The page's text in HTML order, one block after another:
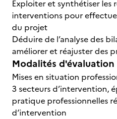
Exploiter et synthétiser les
interventions pour
du projet
Déduire de l’analyse des
améliorer et réajuster des
Modalités d'évaluation
Mises en situation
3 secteurs d’intervention,
pratique professionnelles
d’intervention